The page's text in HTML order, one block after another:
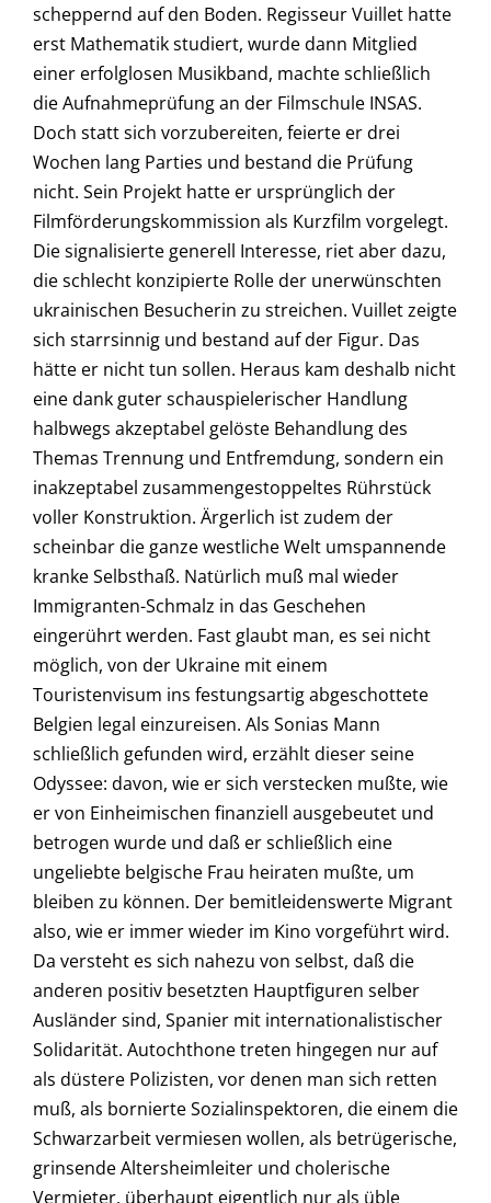
scheppernd auf den Boden. Regisseur Vuillet hatte
erst Mathematik studiert, wurde dann Mitglied
einer erfolglosen Musikband, machte schließlich
die Aufnahmeprüfung an der Filmschule INSAS.
Doch statt sich vorzubereiten, feierte er drei
Wochen lang Parties und bestand die Prüfung
nicht. Sein Projekt hatte er ursprünglich der
Filmförderungskommission als Kurzfilm vorgelegt.
Die signalisierte generell Interesse, riet aber dazu,
die schlecht konzipierte Rolle der unerwünschten
ukrainischen Besucherin zu streichen. Vuillet zeigte
sich starrsinnig und bestand auf der Figur. Das
hätte er nicht tun sollen. Heraus kam deshalb nicht
eine dank guter schauspielerischer Handlung
halbwegs akzeptabel gelöste Behandlung des
Themas Trennung und Entfremdung, sondern ein
inakzeptabel zusammengestoppeltes Rührstück
voller Konstruktion. Ärgerlich ist zudem der
scheinbar die ganze westliche Welt umspannende
kranke Selbsthaß. Natürlich muß mal wieder
Immigranten-Schmalz in das Geschehen
eingerührt werden. Fast glaubt man, es sei nicht
möglich, von der Ukraine mit einem
Touristenvisum ins festungsartig abgeschottete
Belgien legal einzureisen. Als Sonias Mann
schließlich gefunden wird, erzählt dieser seine
Odyssee: davon, wie er sich verstecken mußte, wie
er von Einheimischen finanziell ausgebeutet und
betrogen wurde und daß er schließlich eine
ungeliebte belgische Frau heiraten mußte, um
bleiben zu können. Der bemitleidenswerte Migrant
also, wie er immer wieder im Kino vorgeführt wird.
Da versteht es sich nahezu von selbst, daß die
anderen positiv besetzten Hauptfiguren selber
Ausländer sind, Spanier mit internationalistischer
Solidarität. Autochthone treten hingegen nur auf
als düstere Polizisten, vor denen man sich retten
muß, als bornierte Sozialinspektoren, die einem die
Schwarzarbeit vermiesen wollen, als betrügerische,
grinsende Altersheimleiter und cholerische
Vermieter, überhaupt eigentlich nur als üble